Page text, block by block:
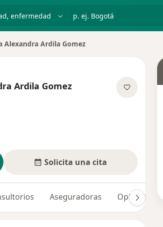
p. ej. Bogotá
Alexandra Ardila Gomez
Ardila Gomez
Solicita una cita
Aseguradoras Opiniones (2)